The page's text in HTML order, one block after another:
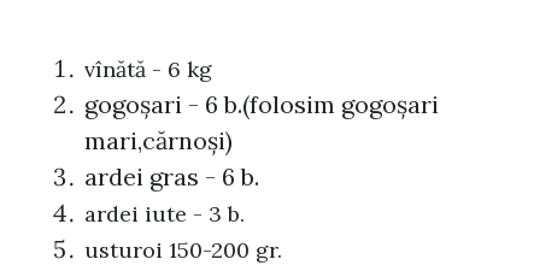
vînătă - 6 kg
gogoșari - 6 b.(folosim gogoşari
mari,cărnoşi)
ardei gras - 6 b.
ardei iute - 3 b.
usturoi 150-200 gr.